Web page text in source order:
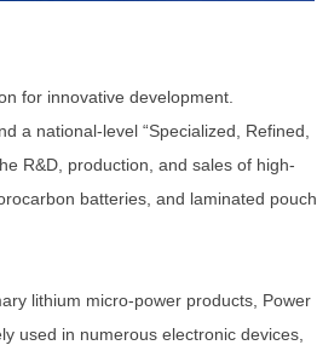
for innovative development.
a national-level “Specialized, Refined,
R&D, production, and sales of high-
batteries, and laminated pouch
lithium micro-power products, Power
used in numerous electronic devices,